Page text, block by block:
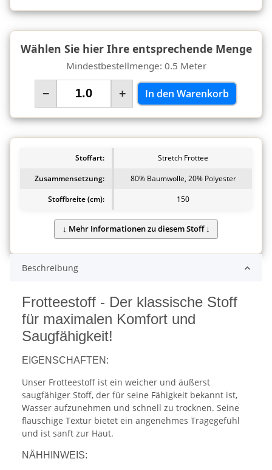
Wählen Sie hier Ihre entsprechende Menge
Mindestbestellmenge: 0.5 Meter
− + In den Warenkorb
Stoffart:
Stretch Frottee
Zusammensetzung:
80% Baumwolle, 20% Polyester
Stoffbreite (cm):
150
Beschreibung
Frotteestoff - Der klassische Stoff
für maximalen Komfort und
Saugfähigkeit!
EIGENSCHAFTEN:
Unser Frotteestoff ist ein weicher und äußerst
saugfähiger Stoff, der für seine Fähigkeit bekannt ist,
Wasser aufzunehmen und schnell zu trocknen. Seine
flauschige Textur bietet ein angenehmes Tragegefühl
und ist sanft zur Haut.
NÄHHINWEIS: